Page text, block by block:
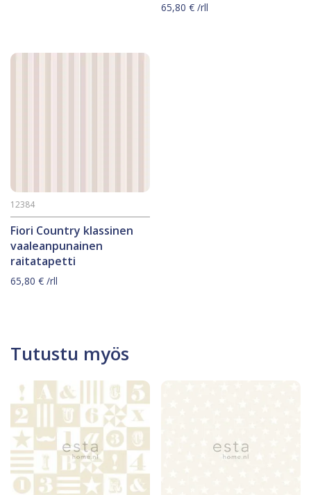
65,80€ /rll
Fiori Country klassinen
vaaleanpunainen
raitatapetti
12384
65,80 € /rll
Tutustu myös